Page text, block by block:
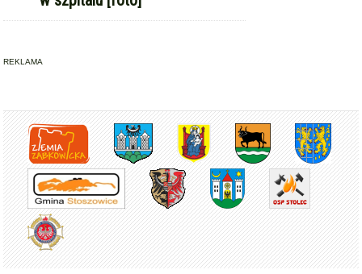
Copyright © Express-Miejski.pl
RSS
reklama współpraca kontakt
patronat medialny
regulamin serwisu
polityka cookie